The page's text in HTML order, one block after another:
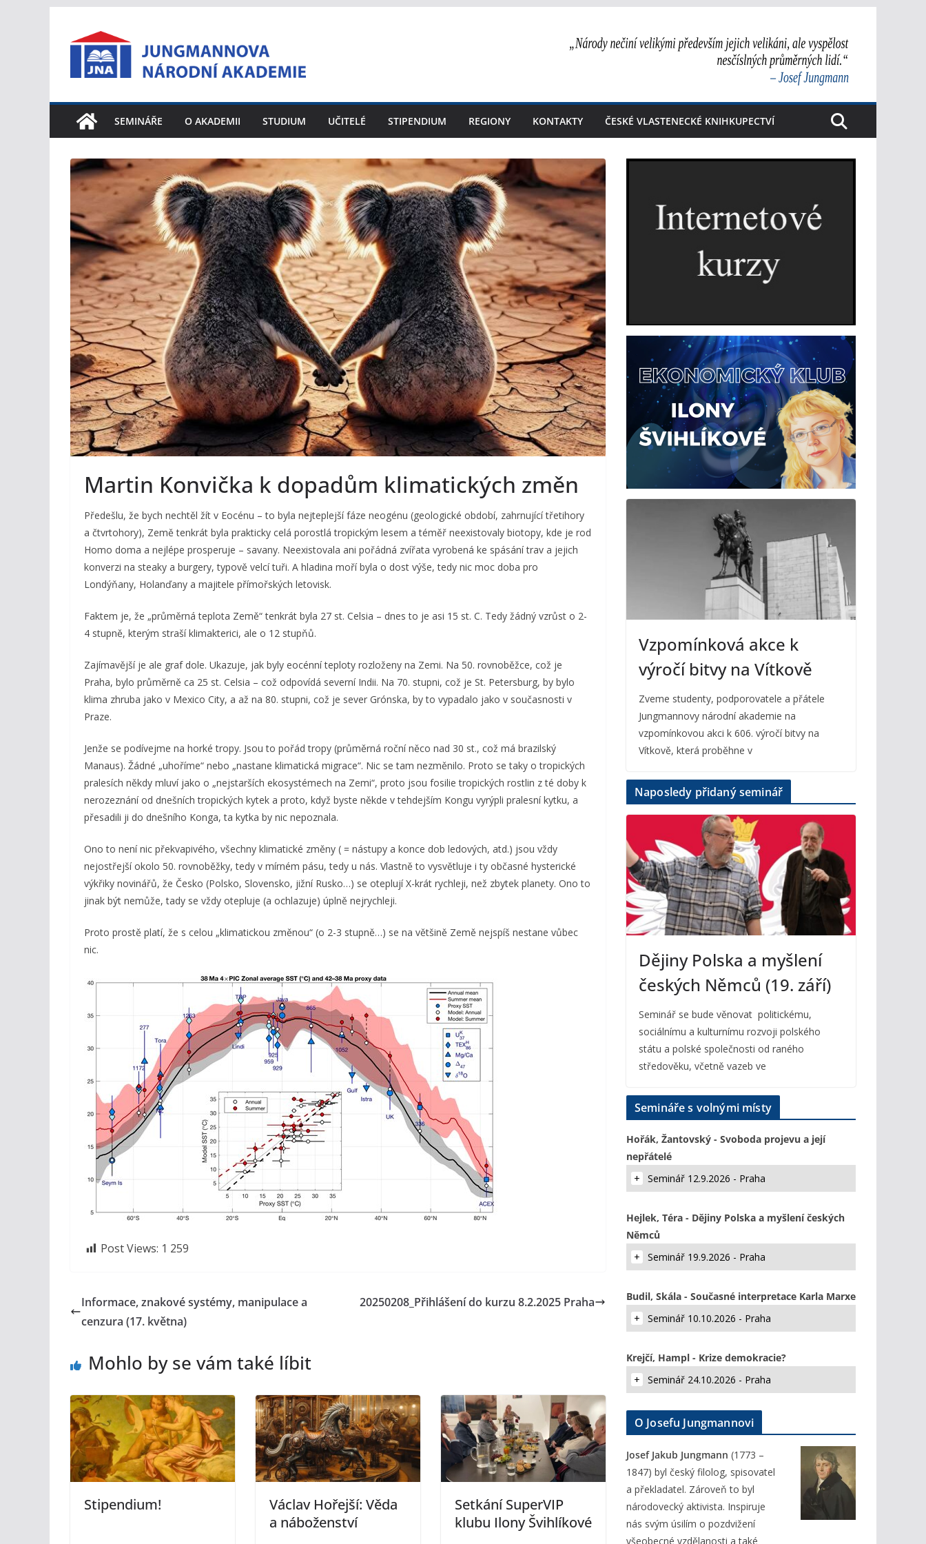
SEMINÁŘE O AKADEMII STUDIUM UČITELÉ STIPENDIUM REGIONY KONTAKTY ČESKÉ VLASTENECKÉ KNIHKUPECTVÍ
Martin Konvička k dopadům klimatických změn
Předešlu, že bych nechtěl žít v Eocénu – to byla nejteplejší fáze neogénu (geologické období, zahrnující třetihory
a čtvrtohory), Země tenkrát byla prakticky celá porostlá tropickým lesem a téměř neexistovaly biotopy, kde je rod
Homo doma a nejlépe prosperuje – savany. Neexistovala ani pořádná zvířata vyrobená ke spásání trav a jejich
konverzi na steaky a burgery, typově velcí tuři. A hladina moří byla o dost výše, tedy nic moc doba pro
Londýňany, Holanďany a majitele přímořských letovisk.
Faktem je, že „průměrná teplota Země“ tenkrát byla 27 st. Celsia – dnes to je asi 15 st. C. Tedy žádný vzrůst o 2-
4 stupně, kterým straší klimakterici, ale o 12 stupňů.
Zajímavější je ale graf dole. Ukazuje, jak byly eocénní teploty rozloženy na Zemi. Na 50. rovnoběžce, což je
Praha, bylo průměrně ca 25 st. Celsia – což odpovídá severní Indii. Na 70. stupni, což je St. Petersburg, by bylo
klima zhruba jako v Mexico City, a až na 80. stupni, což je sever Grónska, by to vypadalo jako v současnosti v
Praze.
Jenže se podívejme na horké tropy. Jsou to pořád tropy (průměrná roční něco nad 30 st., což má brazilský
Manaus). Žádné „uhoříme“ nebo „nastane klimatická migrace“. Nic se tam nezměnilo. Proto se taky o tropických
pralesích někdy mluví jako o „nejstarších ekosystémech na Zemi“, proto jsou fosilie tropických rostlin z té doby k
nerozeznání od dnešních tropických kytek a proto, když byste někde v tehdejším Kongu vyrýpli pralesní kytku, a
přesadili ji do dnešního Konga, ta kytka by nic nepoznala.
Ono to není nic překvapivého, všechny klimatické změny ( = nástupy a konce dob ledových, atd.) jsou vždy
nejostřejší okolo 50. rovnoběžky, tedy v mírném pásu, tedy u nás. Vlastně to vysvětluje i ty občasné hysterické
výkřiky novinářů, že Česko (Polsko, Slovensko, jižní Rusko…) se oteplují X-krát rychleji, než zbytek planety. Ono to
jinak být nemůže, tady se vždy otepluje (a ochlazuje) úplně nejrychleji.
Proto prostě platí, že s celou „klimatickou změnou“ (o 2-3 stupně…) se na většině Země nejspíš nestane vůbec
nic.
Post Views: 1 259
Informace, znakové systémy, manipulace a
cenzura (17. května)
20250208_Přihlášení do kurzu 8.2.2025 Praha
Mohlo by se vám také líbit
Stipendium!
Václav Hořejší: Věda
a náboženství
Setkání SuperVIP
klubu Ilony Švihlíkové
Vzpomínková akce k
výročí bitvy na Vítkově
Zveme studenty, podporovatele a přátele
Jungmannovy národní akademie na
vzpomínkovou akci k 606. výročí bitvy na
Vítkově, která proběhne v
Naposledy přidaný seminář
Dějiny Polska a myšlení
českých Němců (19. září)
Seminář se bude věnovat politickému,
sociálnímu a kulturnímu rozvoji polského
státu a polské společnosti od raného
středověku, včetně vazeb ve
Semináře s volnými místy
Hořák, Žantovský - Svoboda projevu a její
nepřátelé
Seminář 12.9.2026 - Praha
Hejlek, Téra - Dějiny Polska a myšlení českých
Němců
Seminář 19.9.2026 - Praha
Budil, Skála - Současné interpretace Karla Marxe
Seminář 10.10.2026 - Praha
Krejčí, Hampl - Krize demokracie?
Seminář 24.10.2026 - Praha
O Josefu Jungmannovi
Josef Jakub Jungmann (1773 –
1847) byl český filolog, spisovatel
a překladatel. Zároveň to byl
národovecký aktivista. Inspiruje
nás svým úsilím o pozdvižení
všeobecné vzdělanosti a také